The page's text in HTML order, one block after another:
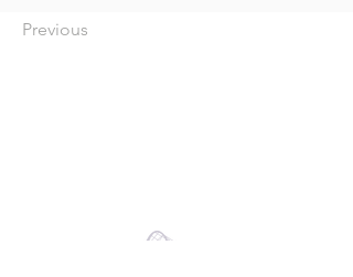
Previous